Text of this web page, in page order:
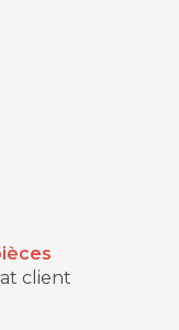
client